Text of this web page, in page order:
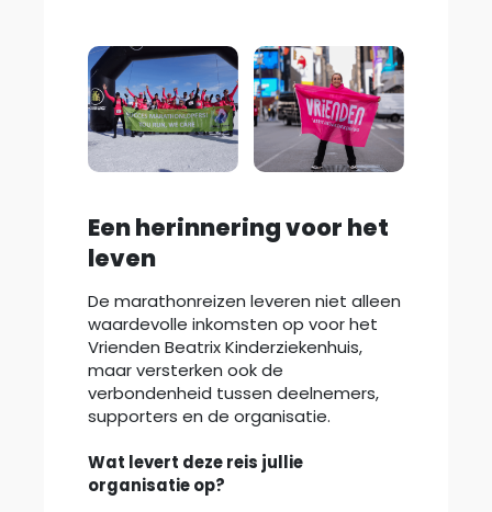
Een herinnering voor het
leven
De marathonreizen leveren niet alleen
waardevolle inkomsten op voor het
Vrienden Beatrix Kinderziekenhuis,
maar versterken ook de
verbondenheid tussen deelnemers,
supporters en de organisatie.
Wat levert deze reis jullie
organisatie op?